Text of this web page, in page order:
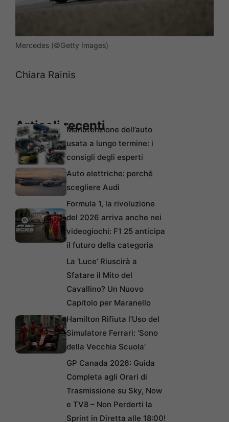
Mercedes (©Getty Images)
Chiara Rainis
Articoli recentiManutenzione dell’auto
usata a lungo termine: i
consigli degli esperti
Auto elettriche: perché
scegliere Audi
Formula 1, la rivoluzione
del 2026 arriva anche nei
videogiochi: F1 25 anticipa
il futuro della categoria
La ‘Luce’ Riuscirà a
Sfatare il Mito del
Cavallino? Un Nuovo
Capitolo per Maranello
Hamilton Rifiuta l’Uso del
Simulatore Ferrari: ‘Sono
della Vecchia Scuola’
GP Canada 2026: Guida
Completa agli Orari di
Trasmissione su Sky, Now
e TV8 – Non Perderti la
Sprint in Diretta alle 18:00!